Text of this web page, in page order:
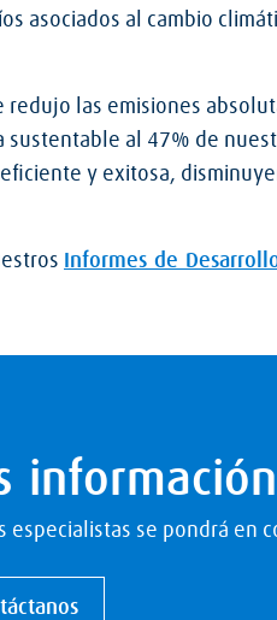
asociados al cambio
las emisiones
al 47% de
y exitosa,
Informes de
especialistas se pondrá en